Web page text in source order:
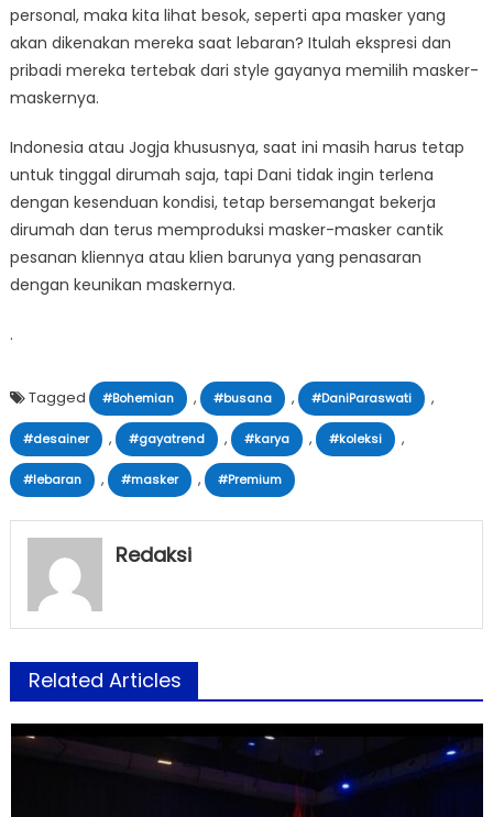
personal, maka kita lihat besok, seperti apa masker yang
akan dikenakan mereka saat lebaran? Itulah ekspresi dan
pribadi mereka tertebak dari style gayanya memilih masker-
maskernya.
Indonesia atau Jogja khususnya, saat ini masih harus tetap
untuk tinggal dirumah saja, tapi Dani tidak ingin terlena
dengan kesenduan kondisi, tetap bersemangat bekerja
dirumah dan terus memproduksi masker-masker cantik
pesanan kliennya atau klien barunya yang penasaran
dengan keunikan maskernya.
.
Tagged #Bohemian , #busana , #DaniParaswati ,
#desainer , #gayatrend , #karya , #koleksi ,
#lebaran , #masker , #Premium
Redaksi
Related Articles